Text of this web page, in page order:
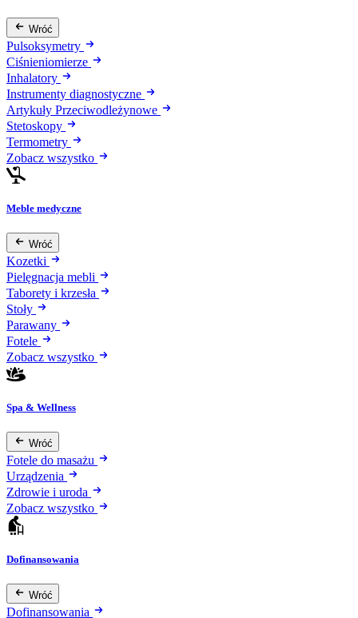
Wróć
Pulsoksymetry
Ciśnieniomierze
Inhalatory
Instrumenty diagnostyczne
Artykuły Przeciwodleżynowe
Stetoskopy
Termometry
Zobacz wszystko
Meble medyczne
Wróć
Kozetki
Pielęgnacja mebli
Taborety i krzesła
Stoły
Parawany
Fotele
Zobacz wszystko
Spa & Wellness
Wróć
Fotele do masażu
Urządzenia
Zdrowie i uroda
Zobacz wszystko
Dofinansowania
Wróć
Dofinansowania